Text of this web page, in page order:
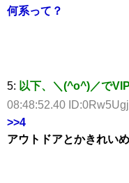
何系って？
5: 以下、＼(^o^)／で
08:48:52.40
>>4
アウトドアとかきれい